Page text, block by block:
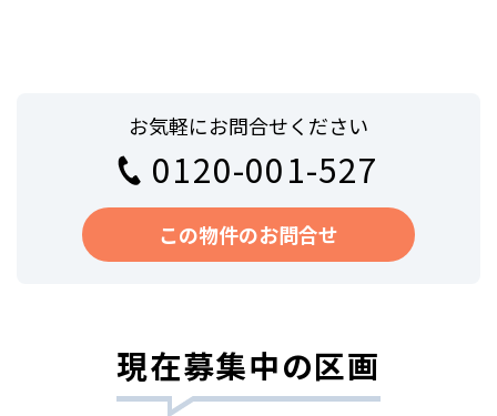
お気軽にお問合せください
0120-001-527
この物件のお問合せ
現在募集中の区画